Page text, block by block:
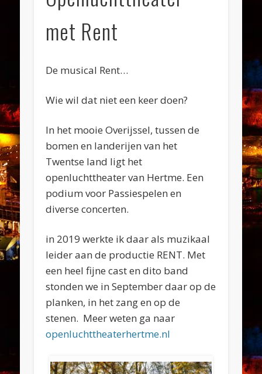
met Rent
De musical Rent…
Wie wil dat niet een keer doen?
In het mooie Overijssel, tussen de
bomen en landerijen van het
Twentse land ligt het
openluchttheater van Hertme. Een
podium voor Passiespelen en
diverse concerten.
in 2019 werkte ik daar als muzikaal
leider aan de productie RENT. Met
een heel fijne cast en dito band
stonden we in September daar op de
planken, in het zang en op de
stenen. Meer weten ga naar
openluchttheaterhertme.nl